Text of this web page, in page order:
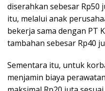
diserahkan sebesar Rp50
itu, melalui anak
bekerja sama dengan PT
tambahan sebesar Rp40
Sementara itu, untuk
menjamin biaya